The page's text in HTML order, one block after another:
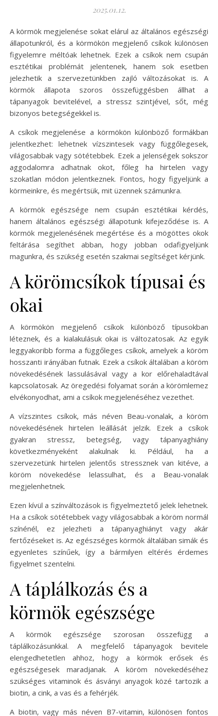
2025.01.12.
A körmök megjelenése sokat elárul az általános egészségi
állapotunkról, és a körmökön megjelenő csíkok különösen
figyelemre méltóak lehetnek. Ezek a csíkok nem csupán
esztétikai problémát jelentenek, hanem sok esetben
jelezhetik a szervezetünkben zajló változásokat is. A
körmök állapota szoros összefüggésben állhat a
tápanyagok bevitelével, a stressz szintjével, sőt, még
bizonyos betegségekkel is.
A csíkok megjelenése a körmökön különböző formákban
jelentkezhet: lehetnek vízszintesek vagy függőlegesek,
világosabbak vagy sötétebbek. Ezek a jelenségek sokszor
aggodalomra adhatnak okot, főleg ha hirtelen vagy
szokatlan módon jelentkeznek. Fontos, hogy figyeljünk a
körmeinkre, és megértsük, mit üzennek számunkra.
A körmök egészsége nem csupán esztétikai kérdés,
hanem általános egészségi állapotunk kifejeződése is. A
körmök megjelenésének megértése és a mögöttes okok
feltárása segíthet abban, hogy jobban odafigyeljünk
magunkra, és szükség esetén szakmai segítséget kérjünk.
A körömcsíkok típusai és
okai
A körmökön megjelenő csíkok különböző típusokban
léteznek, és a kialakulásuk okai is változatosak. Az egyik
leggyakoribb forma a függőleges csíkok, amelyek a köröm
hosszanti irányában futnak. Ezek a csíkok általában a köröm
növekedésének lassulásával vagy a kor előrehaladtával
kapcsolatosak. Az öregedési folyamat során a körömlemez
elvékonyodhat, ami a csíkok megjelenéséhez vezethet.
A vízszintes csíkok, más néven Beau-vonalak, a köröm
növekedésének hirtelen leállását jelzik. Ezek a csíkok
gyakran stressz, betegség, vagy tápanyaghiány
következményeként alakulnak ki. Például, ha a
szervezetünk hirtelen jelentős stressznek van kitéve, a
köröm növekedése lelassulhat, és a Beau-vonalak
megjelenhetnek.
Ezen kívül a színváltozások is figyelmeztető jelek lehetnek.
Ha a csíkok sötétebbek vagy világosabbak a köröm normál
színénél, ez jelezheti a tápanyaghiányt vagy akár
fertőzéseket is. Az egészséges körmök általában simák és
egyenletes színűek, így a bármilyen eltérés érdemes
figyelmet szentelni.
A táplálkozás és a
körmök egészsége
A körmök egészsége szorosan összefügg a
táplálkozásunkkal. A megfelelő tápanyagok bevitele
elengedhetetlen ahhoz, hogy a körmök erősek és
egészségesek maradjanak. A köröm növekedéséhez
szükséges vitaminok és ásványi anyagok közé tartozik a
biotin, a cink, a vas és a fehérjék.
A biotin, vagy más néven B7-vitamin, különösen fontos